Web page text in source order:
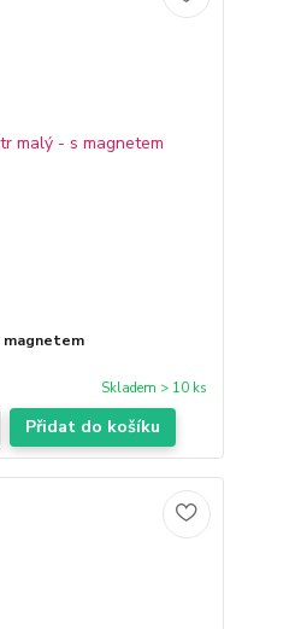
magnetem
Skladem > 10 ks
Přidat do košíku